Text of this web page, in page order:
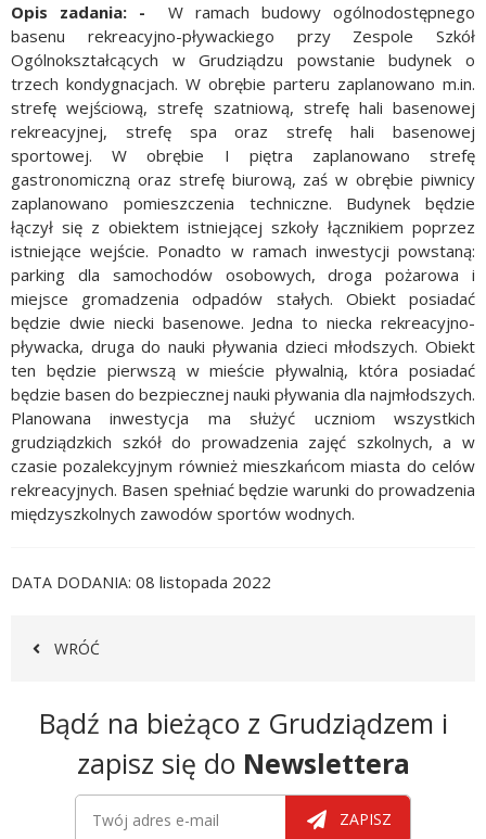
Opis zadania:
- W ramach budowy ogólnodostępnego
basenu rekreacyjno-pływackiego przy Zespole Szkół
Ogólnokształcących w Grudziądzu powstanie budynek o
trzech kondygnacjach. W obrębie parteru zaplanowano m.in.
strefę wejściową, strefę szatniową, strefę hali basenowej
rekreacyjnej, strefę spa oraz strefę hali basenowej
sportowej. W obrębie I piętra zaplanowano strefę
gastronomiczną oraz strefę biurową, zaś w obrębie piwnicy
zaplanowano pomieszczenia techniczne. Budynek będzie
łączył się z obiektem istniejącej szkoły łącznikiem poprzez
istniejące wejście. Ponadto w ramach inwestycji powstaną:
parking dla samochodów osobowych, droga pożarowa i
miejsce gromadzenia odpadów stałych. Obiekt posiadać
będzie dwie niecki basenowe. Jedna to niecka rekreacyjno-
pływacka, druga do nauki pływania dzieci młodszych. Obiekt
ten będzie pierwszą w mieście pływalnią, która posiadać
będzie basen do bezpiecznej nauki pływania dla najmłodszych.
Planowana inwestycja ma służyć uczniom wszystkich
grudziądzkich szkół do prowadzenia zajęć szkolnych, a w
czasie pozalekcyjnym również mieszkańcom miasta do celów
rekreacyjnych. Basen spełniać będzie warunki do prowadzenia
międzyszkolnych zawodów sportów wodnych.
DATA DODANIA 08 listopada 2022
WRÓĆ
Newsletter
Bądź na bieżąco z Grudziądzem i
zapisz się do Newslettera
ZAPISZ